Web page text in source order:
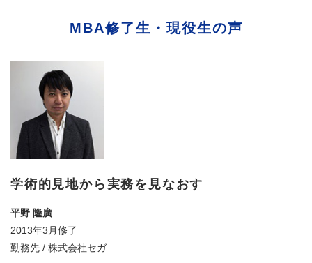
MBA修了生・現役生の声
学術的見地から実務を見なおす
平野 隆廣
2013年3月修了
勤務先 / 株式会社セガ